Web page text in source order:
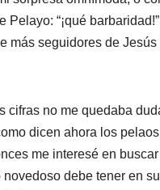
Pelayo: “¡qué
más seguidores de Jesús
cifras no me quedaba
dicen ahora los
me interesé en
debe tener en